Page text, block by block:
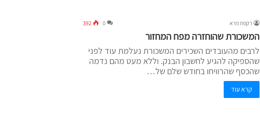
רקפת פרא 0
392
המשכורת שהוחזרה מפח המחזור
לרבים מהעובדים השכירים המשכורת נעלמת עוד לפני
שהספיקה להגיע לחשבון הבנק. וללא מעט מהם נדמה
שהכסף שהרוויחו בחודש שלם של…
קרא עוד